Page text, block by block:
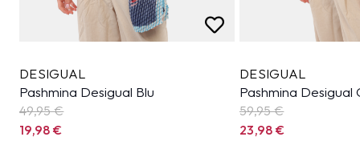
DESIGUAL
Pashmina Desigual Blu
49,95€
19,98€
DESIGUAL
Pashmina Desigual
59,95€
23,98€